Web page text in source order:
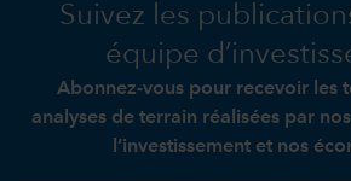
Suivez les
équipe
Abonnez-vous pour recevoir les
analyses de terrain réalisées par
l’investissement et nos